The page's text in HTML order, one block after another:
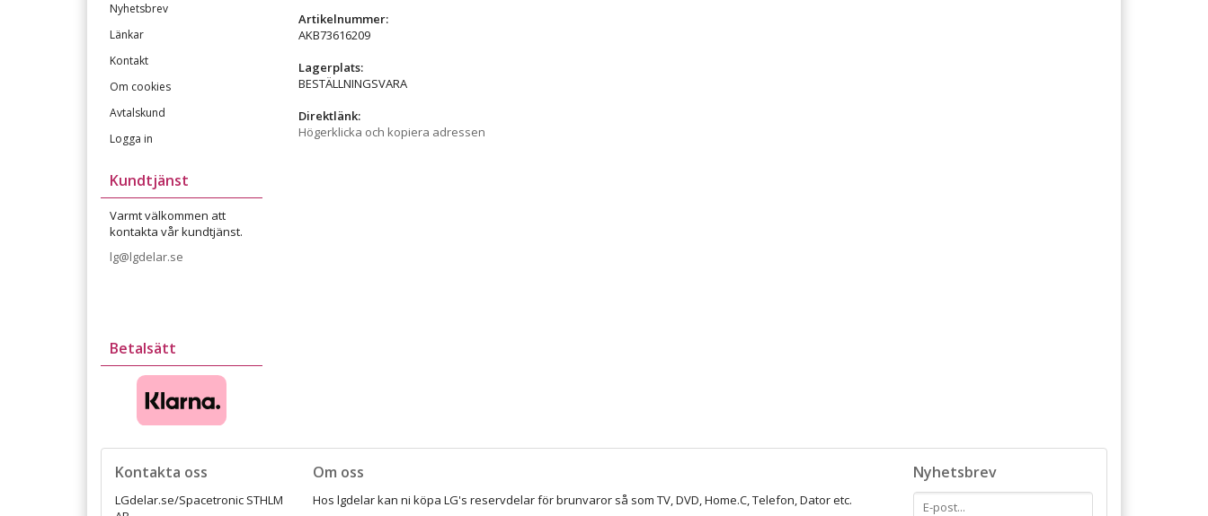
Nyhetsbrev
Länkar
Kontakt
Om cookies
Avtalskund
Logga in
Kundtjänst
Varmt välkommen att
kontakta vår kundtjänst.
lg@lgdelar.se
Betalsätt
Artikelnummer:
AKB73616209
Lagerplats:
BESTÄLLNINGSVARA
Direktlänk:
Högerklicka och kopiera adressen
Kontakta oss
LGdelar.se/Spacetronic STHLM
Nyhetsbrev
Om oss
Hos lgdelar kan ni köpa LG's reservdelar för brunvaror så som TV, DVD, Home.C, Telefon, Dator etc.